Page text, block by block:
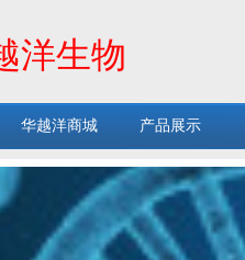
洋生物
华越洋商城 产品展示